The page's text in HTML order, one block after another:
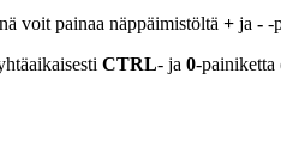
voit painaa näppäimistöltä + ja - -
CTRL- ja 0-painiketta